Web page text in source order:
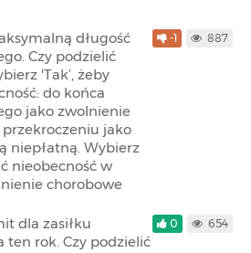
długość
Czy podzielić
'Tak’, żeby
do końca
jako zwolnienie
jako
niepłatną. Wybierz
nieobecność w
chorobowe
-1 887
dla zasiłku
ten rok. Czy podzielić
0 654